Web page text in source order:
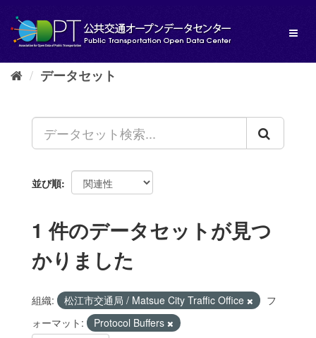
し
データセット
並び順
1 件のデータセットが見つ
かりました
組織: 松江市交通局 / Matsue City Traffic Office
フ
ォーマット:
Protocol Buffers